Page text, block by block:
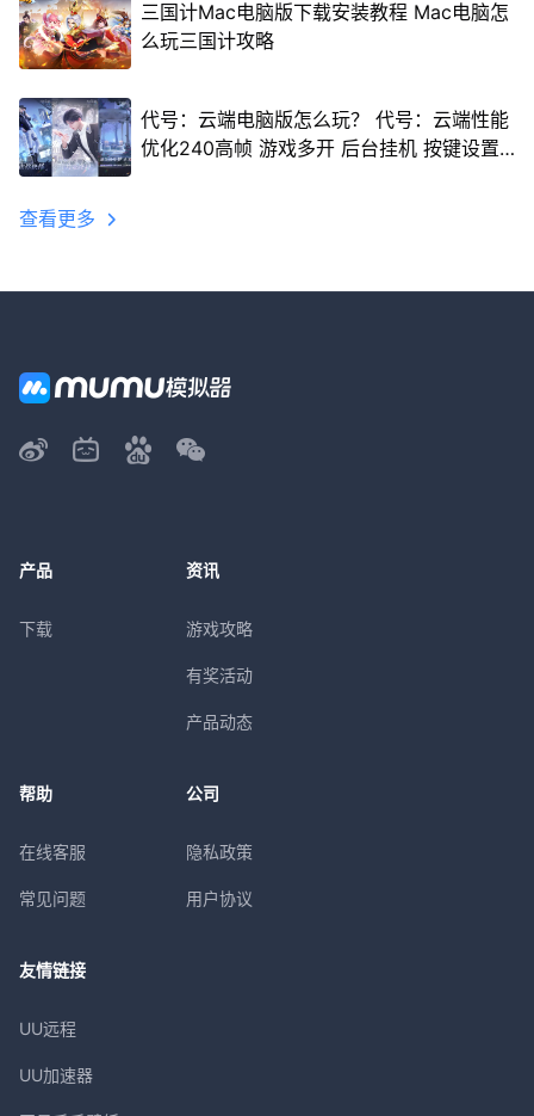
三国计Mac电脑版下载安装教程 Mac电脑怎
么玩三国计攻略
代号：云端电脑版怎么玩？ 代号：云端性能
优化240高帧 游戏多开 后台挂机 按键设置
查看更多
产品
下载
资讯
游戏攻略
有奖活动
产品动态
帮助
在线客服
常见问题
公司
隐私政策
用户协议
友情链接
UU远程
UU加速器